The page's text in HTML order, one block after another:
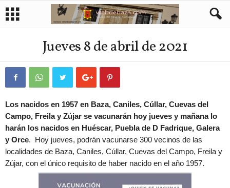
Jueves 8 de abril de 2021
Los nacidos en 1957 en Baza, Caniles, Cúllar, Cuevas del
Campo, Freila y Zújar se vacunarán hoy jueves y mañana lo
harán los nacidos en Huéscar, Puebla de D Fadrique, Galera
y Orce. Hoy jueves, podrán vacunarse 300 vecinos de las
localidades de Baza, Caniles, Cúllar, Cuevas del Campo, Freila y
Zújar, con el único requisito de haber nacido en el año 1957.